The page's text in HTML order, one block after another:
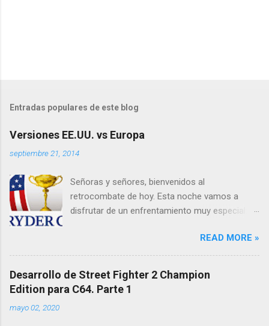
l
a
r
n
c
o
m
e
n
r
o
Entradas populares de este blog
Versiones EE.UU. vs Europa
septiembre 21, 2014
Señoras y señores, bienvenidos al
retrocombate de hoy. Esta noche vamos a
disfrutar de un enfrentamiento muy especial:
de algunos de los videojuegos más famosos
para el C64. A mi izquierda y con calzón, rojo,
blanco y azul estrellado, EE.UU . A mi derecha,
con calzón azul y estrellitas amarillas, Europa .
READ MORE »
Desarrollo de Street Fighter 2 Champion
Edition para C64. Parte 1
mayo 02, 2020